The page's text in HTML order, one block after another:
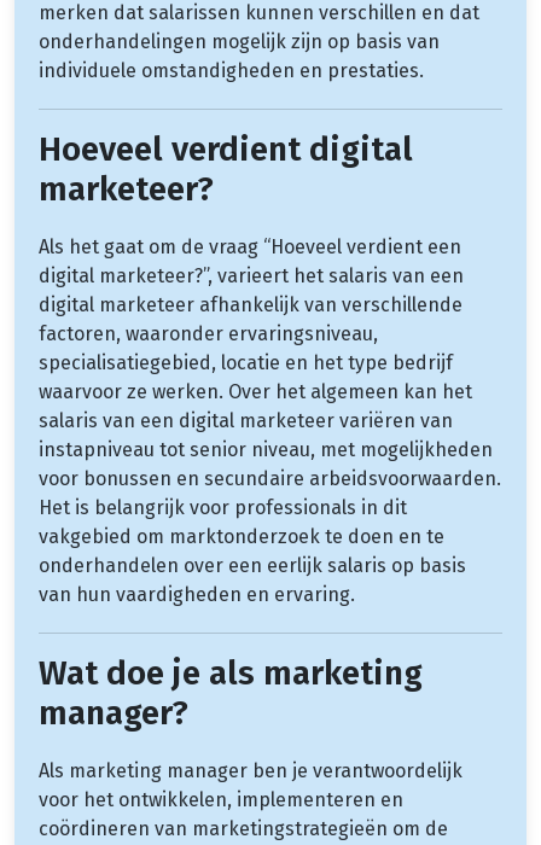
merken dat salarissen kunnen verschillen en dat
onderhandelingen mogelijk zijn op basis van
individuele omstandigheden en prestaties.
Hoeveel verdient digital
marketeer?
Als het gaat om de vraag “Hoeveel verdient een
digital marketeer?”, varieert het salaris van een
digital marketeer afhankelijk van verschillende
factoren, waaronder ervaringsniveau,
specialisatiegebied, locatie en het type bedrijf
waarvoor ze werken. Over het algemeen kan het
salaris van een digital marketeer variëren van
instapniveau tot senior niveau, met mogelijkheden
voor bonussen en secundaire arbeidsvoorwaarden.
Het is belangrijk voor professionals in dit
vakgebied om marktonderzoek te doen en te
onderhandelen over een eerlijk salaris op basis
van hun vaardigheden en ervaring.
Wat doe je als marketing
manager?
Als marketing manager ben je verantwoordelijk
voor het ontwikkelen, implementeren en
coördineren van marketingstrategieën om de